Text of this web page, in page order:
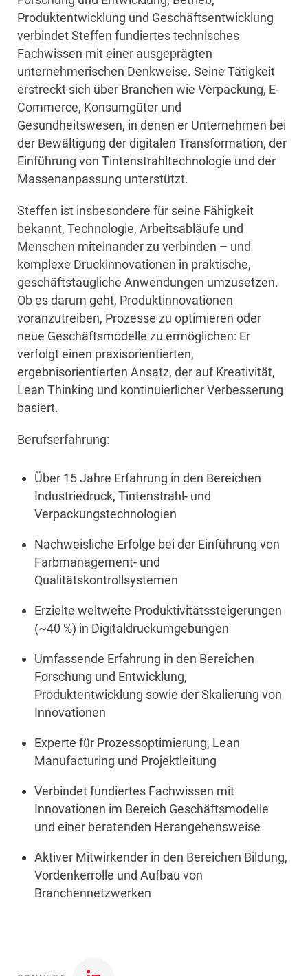
Produktentwicklung und Geschäftsentwicklung
verbindet Steffen fundiertes technisches
Fachwissen mit einer ausgeprägten
unternehmerischen Denkweise. Seine Tätigkeit
erstreckt sich über Branchen wie Verpackung, E-
Commerce, Konsumgüter und
Gesundheitswesen, in denen er Unternehmen bei
der Bewältigung der digitalen Transformation, der
Einführung von Tintenstrahltechnologie und der
Massenanpassung unterstützt.
Steffen ist insbesondere für seine Fähigkeit
bekannt, Technologie, Arbeitsabläufe und
Menschen miteinander zu verbinden – und
komplexe Druckinnovationen in praktische,
geschäftstaugliche Anwendungen umzusetzen.
Ob es darum geht, Produktinnovationen
voranzutreiben, Prozesse zu optimieren oder
neue Geschäftsmodelle zu ermöglichen: Er
verfolgt einen praxisorientierten,
ergebnisorientierten Ansatz, der auf Kreativität,
Lean Thinking und kontinuierlicher Verbesserung
basiert.
Berufserfahrung:
Über 15 Jahre Erfahrung in den Bereichen
Industriedruck, Tintenstrahl- und
Verpackungstechnologien
Nachweisliche Erfolge bei der Einführung von
Farbmanagement- und
Qualitätskontrollsystemen
Erzielte weltweite Produktivitätssteigerungen
(~40 %) in Digitaldruckumgebungen
Umfassende Erfahrung in den Bereichen
Forschung und Entwicklung,
Produktentwicklung sowie der Skalierung von
Innovationen
Experte für Prozessoptimierung, Lean
Manufacturing und Projektleitung
Verbindet fundiertes Fachwissen mit
Innovationen im Bereich Geschäftsmodelle
und einer beratenden Herangehensweise
Aktiver Mitwirkender in den Bereichen Bildung,
Vordenkerrolle und Aufbau von
Branchennetzwerken